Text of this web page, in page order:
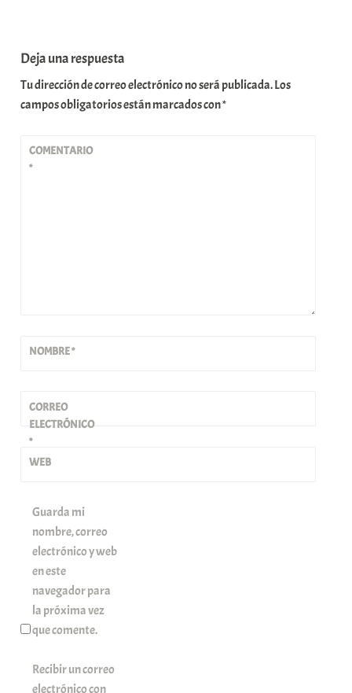
Deja una respuesta
Tu dirección de correo electrónico no será publicada.Los
campos obligatorios están marcados con*
COMENTARIO
*
NOMBRE*
CORREO
ELECTRÓNICO
*
WEB
Guarda mi
nombre, correo
electrónico y web
en este
navegador para
la próxima vez
que comente.
Recibir un correo
electrónico con